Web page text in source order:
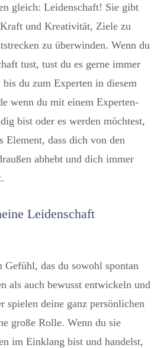
gleich: Leidenschaft! Sie gibt
und Kreativität, Ziele zu
zu überwinden. Wenn du
tust, tust du es gerne immer
du zum Experten in diesem
wenn du mit einem Experten-
bist oder es werden möchtest,
Element, dass dich von den
abhebt und dich immer
Leidenschaft
Gefühl, das du sowohl spontan
als auch bewusst entwickeln und
spielen deine ganz persönlichen
große Rolle. Wenn du sie
im Einklang bist und handelst,